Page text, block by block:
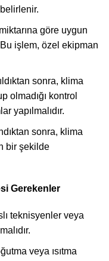
göre uygun
işlem, özel ekipman
sonra, klima
olmadığı kontrol
yapılmalıdır.
sonra, klima
bir şekilde
Gerekenler
teknisyenler veya
veya ısıtma